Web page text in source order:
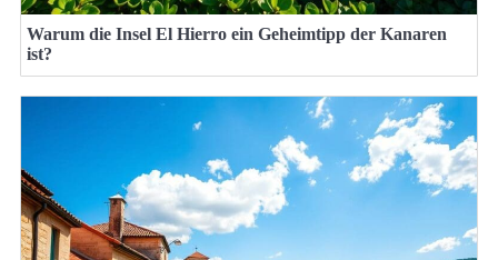
Warum die Insel El Hierro ein Geheimtipp der Kanaren
ist?